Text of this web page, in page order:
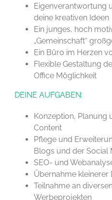
Eigenverantwortung
deine kreativen Ideen
Ein junges, hoch
„Gemeinschaft“
Ein Büro im Herzen
Flexible Gestaltung
Office Möglichkeit
DEINE AUFGABEN:
Konzeption, Planung
Content
Pflege und
Blogs und der Social
SEO- und
Übernahme kleinerer
Teilnahme an
Werbeprojekten